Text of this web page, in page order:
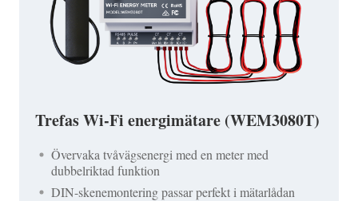
Trefas Wi-Fi energimätare (WEM3080T)
Övervaka tvåvägsenergi med en meter med
dubbelriktad funktion
DIN-skenemontering passar perfekt i mätarlådan